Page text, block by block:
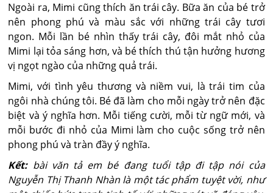
Ngoài ra, Mimi cũng thích ăn trái cây. Bữa ăn của bé trở
nên phong phú và màu sắc với những trái cây tươi
ngon. Mỗi lần bé nhìn thấy trái cây, đôi mắt nhỏ của
Mimi lại tỏa sáng hơn, và bé thích thú tận hưởng hương
vị ngọt ngào của những quả trái.
Mimi, với tình yêu thương và niềm vui, là trái tim của
ngôi nhà chúng tôi. Bé đã làm cho mỗi ngày trở nên đặc
biệt và ý nghĩa hơn. Mỗi tiếng cười, mỗi từ ngữ mới, và
mỗi bước đi nhỏ của Mimi làm cho cuộc sống trở nên
phong phú và tràn đầy ý nghĩa.
Kết: bài văn tả em bé đang tuổi tập đi tập nói của
Nguyễn Thị Thanh Nhàn là một tác phẩm tuyệt vời, như